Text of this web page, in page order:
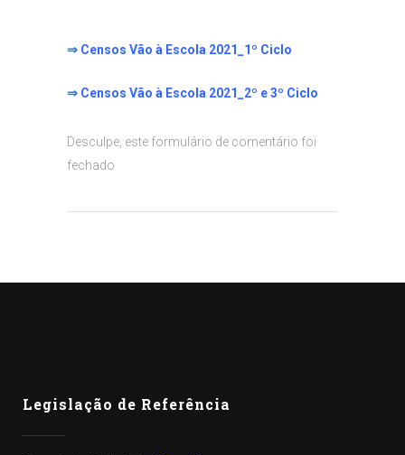
⇒ Censos Vão à Escola 2021_1º Ciclo
⇒ Censos Vão à Escola 2021_2º e 3º Ciclo
Desculpe, este formulário de comentário foi
fechado
Legislação de Referência